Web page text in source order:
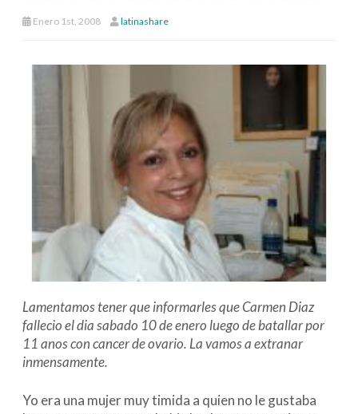
Enero 1st, 2008 latinashare
Lamentamos tener que informarles que Carmen Diaz
fallecio el dia sabado 10 de enero luego de batallar por
11 anos con cancer de ovario. La vamos a extranar
inmensamente.
Yo era una mujer muy timida a quien no le gustaba